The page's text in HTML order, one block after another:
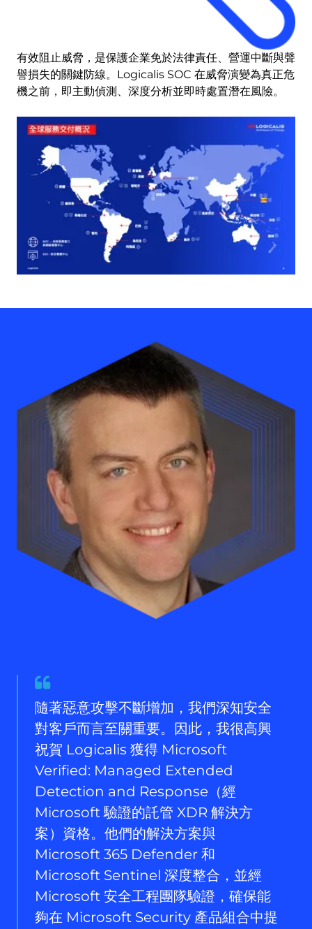
有效阻止威脅，是保護企業免於法律責任、營運中斷與聲
譽損失的關鍵防線。Logicalis SOC 在威脅演變為真正危
機之前，即主動偵測、深度分析並即時處置潛在風險。
Quote
from
Rob
Lefferts
隨著惡意攻擊不斷增加，我們深知安全
對客戶而言至關重要。因此，我很高興
祝賀 Logicalis 獲得 Microsoft
Verified: Managed Extended
Detection and Response（經
Microsoft 驗證的託管 XDR 解決方
案）資格。他們的解決方案與
Microsoft 365 Defender 和
Microsoft Sentinel 深度整合，並經
Microsoft 安全工程團隊驗證，確保能
夠在 Microsoft Security 產品組合中提